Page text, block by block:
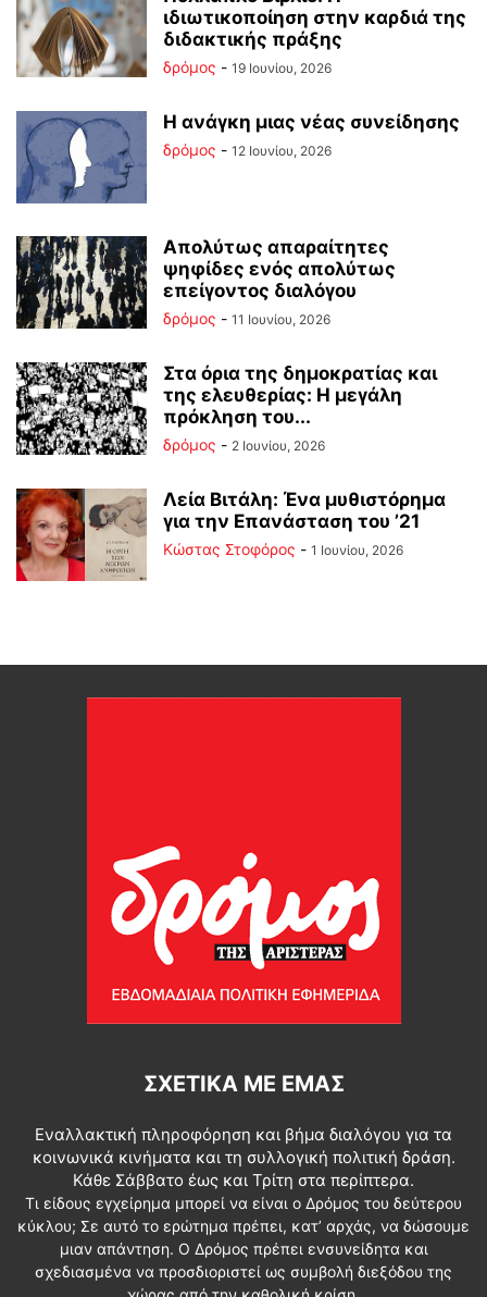
ιδιωτικοποίηση στην καρδιά της
διδακτικής πράξης
δρόμος - 19 Ιουνίου, 2026
Η ανάγκη μιας νέας συνείδησης
δρόμος - 12 Ιουνίου, 2026
Απολύτως απαραίτητες
ψηφίδες ενός απολύτως
επείγοντος διαλόγου
δρόμος - 11 Ιουνίου, 2026
Στα όρια της δημοκρατίας και
της ελευθερίας: Η μεγάλη
πρόκληση του...
δρόμος - 2 Ιουνίου, 2026
Λεία Βιτάλη: Ένα μυθιστόρημα
για την Επανάσταση του ’21
Κώστας Στοφόρος - 1 Ιουνίου, 2026
ΣΧΕΤΙΚΆ ΜΕ ΕΜΆΣ
Εναλλακτική πληροφόρηση και βήμα διαλόγου για τα
κοινωνικά κινήματα και τη συλλογική πολιτική δράση.
Κάθε Σάββατο έως και Τρίτη στα περίπτερα.
Τι είδους εγχείρημα μπορεί να είναι ο Δρόμος του δεύτερου
κύκλου; Σε αυτό το ερώτημα πρέπει, κατ’ αρχάς, να δώσουμε
μιαν απάντηση. Ο Δρόμος πρέπει ενσυνείδητα και
σχεδιασμένα να προσδιοριστεί ως συμβολή διεξόδου της